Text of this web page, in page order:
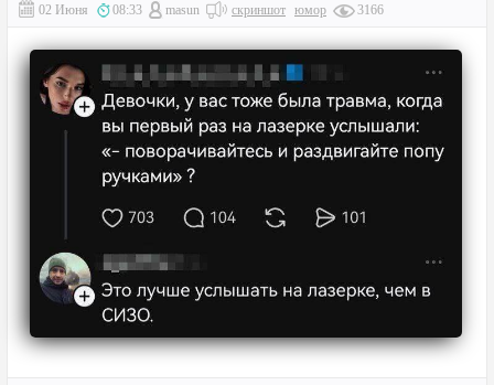
02 Июня 08:33 masun скриншот юмор 3166